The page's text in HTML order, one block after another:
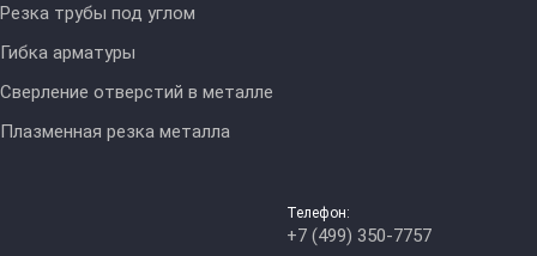
Резка трубы под углом
Гибка арматуры
Сверление отверстий в металле
Плазменная резка металла
Телефон:
+7 (499) 350-7757